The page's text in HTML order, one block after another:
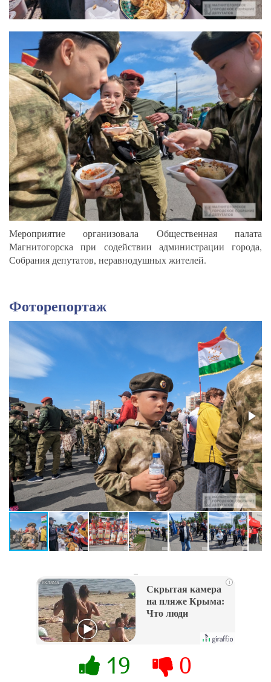
Мероприятие организовала Общественная палата
Магнитогорска при содействии администрации города,
Собрания депутатов, неравнодушных жителей.
Фоторепортаж
i
Скрытая камера
на пляже Крыма:
Что люди
их не видят...
19 0